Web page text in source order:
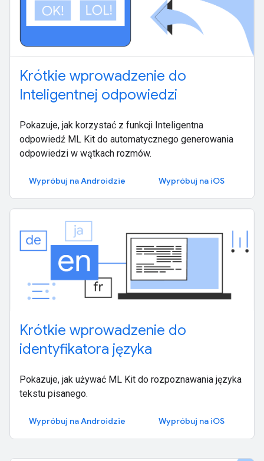
Krótkie wprowadzenie do
Inteligentnej odpowiedzi
Pokazuje, jak korzystać z funkcji Inteligentna
odpowiedź ML Kit do automatycznego generowania
odpowiedzi w wątkach rozmów.
Wypróbuj na Androidzie Wypróbuj na iOS
Krótkie wprowadzenie do
identyfikatora języka
Pokazuje, jak używać ML Kit do rozpoznawania języka
tekstu pisanego.
Wypróbuj na Androidzie Wypróbuj na iOS